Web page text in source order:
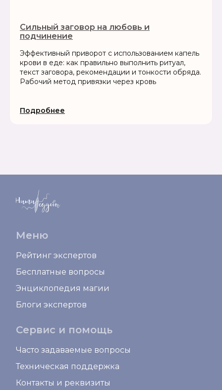
Сильный заговор на любовь и
подчинение
Эффективный приворот с использованием капель
крови в еде: как правильно выполнить ритуал,
текст заговора, рекомендации и тонкости обряда.
Рабочий метод привязки через кровь
Подробнее
Меню
Рейтинг экспертов
Бесплатные вопросы
Энциклопедия магии
Блоги экспертов
Сервис и помощь
Часто задаваемые вопросы
Техническая поддержка
Контакты и реквизиты